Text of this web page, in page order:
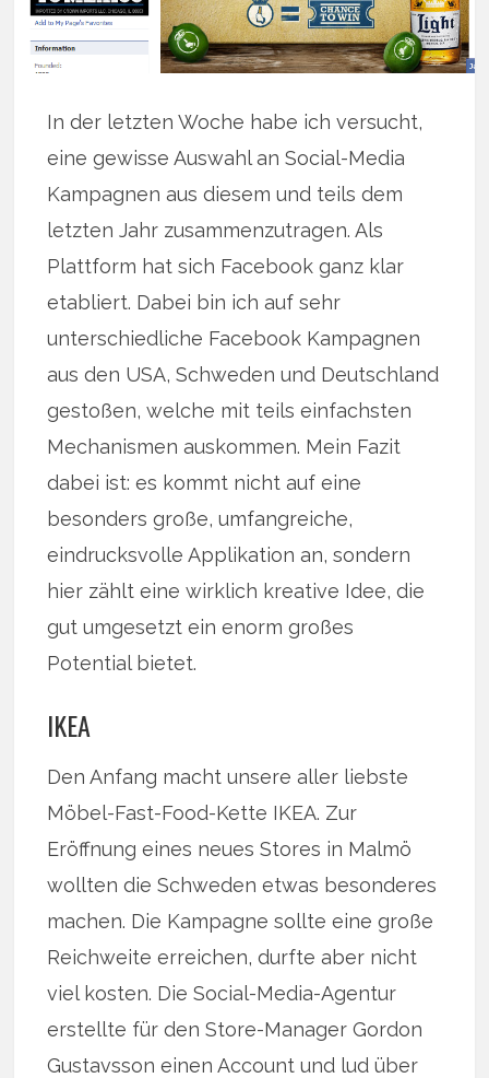
In der letzten Woche habe ich versucht,
eine gewisse Auswahl an Social-Media
Kampagnen aus diesem und teils dem
letzten Jahr zusammenzutragen. Als
Plattform hat sich Facebook ganz klar
etabliert. Dabei bin ich auf sehr
unterschiedliche Facebook Kampagnen
aus den USA, Schweden und Deutschland
gestoßen, welche mit teils einfachsten
Mechanismen auskommen. Mein Fazit
dabei ist: es kommt nicht auf eine
besonders große, umfangreiche,
eindrucksvolle Applikation an, sondern
hier zählt eine wirklich kreative Idee, die
gut umgesetzt ein enorm großes
Potential bietet.
IKEA
Den Anfang macht unsere aller liebste
Möbel-Fast-Food-Kette IKEA. Zur
Eröffnung eines neues Stores in Malmö
wollten die Schweden etwas besonderes
machen. Die Kampagne sollte eine große
Reichweite erreichen, durfte aber nicht
viel kosten. Die Social-Media-Agentur
erstellte für den Store-Manager Gordon
Gustavsson einen Account und lud über